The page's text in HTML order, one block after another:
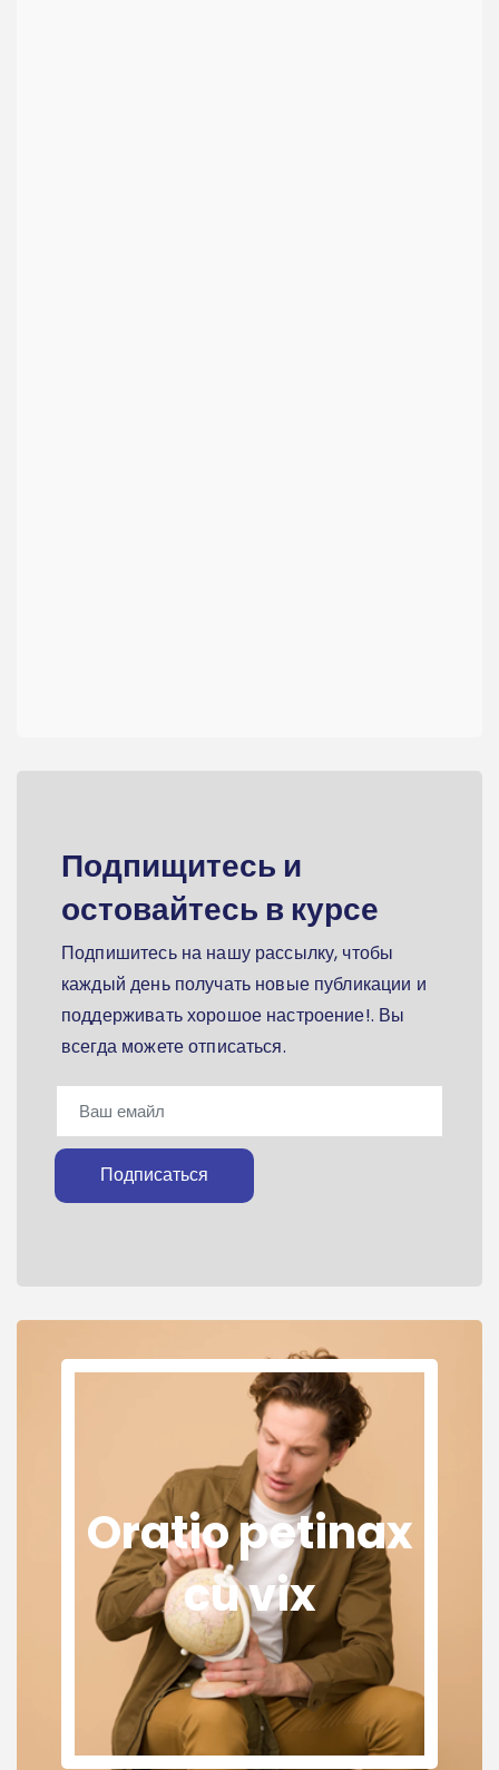
Подпищитесь и
остовайтесь в курсе
Подпишитесь на нашу рассылку, чтобы
каждый день получать новые публикации и
поддерживать хорошое настроение!. Вы
всегда можете отписаться.
Подписаться
Oratio petinax
cu vix